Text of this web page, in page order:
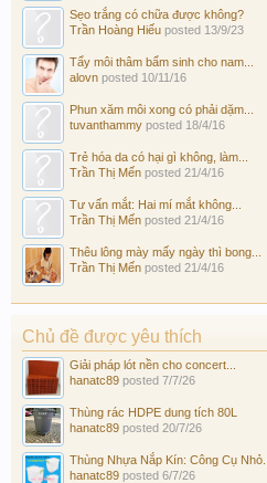
Sẹo trắng có chữa được không?
Trần Hoàng Hiếu posted 13/9/23
Tẩy môi thâm bẩm sinh cho nam...
alovn posted 10/11/16
Phun xăm môi xong có phải dặm...
tuvanthammy posted 18/4/16
Trẻ hóa da có hại gì không, làm...
Trần Thị Mến posted 21/4/16
Tư vấn mắt: Hai mí mắt không...
Trần Thị Mến posted 21/4/16
Thêu lông mày mấy ngày thì bong...
Trần Thị Mến posted 21/4/16
Chủ đề được yêu thích
Giải pháp lót nền cho concert...
hanatc89 posted 7/7/26
Thùng rác HDPE dung tích 80L
hanatc89 posted 20/7/26
Thùng Nhựa Nắp Kín: Công Cụ Nhỏ...
hanatc89 posted 6/7/26